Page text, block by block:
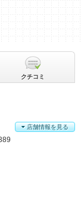
店舗情報を見る
クチコミ